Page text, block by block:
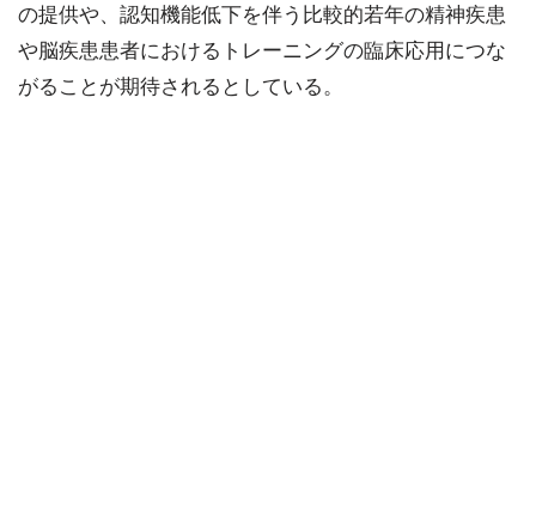
の提供や、認知機能低下を伴う比較的若年の精神疾患
や脳疾患患者におけるトレーニングの臨床応用につな
がることが期待されるとしている。